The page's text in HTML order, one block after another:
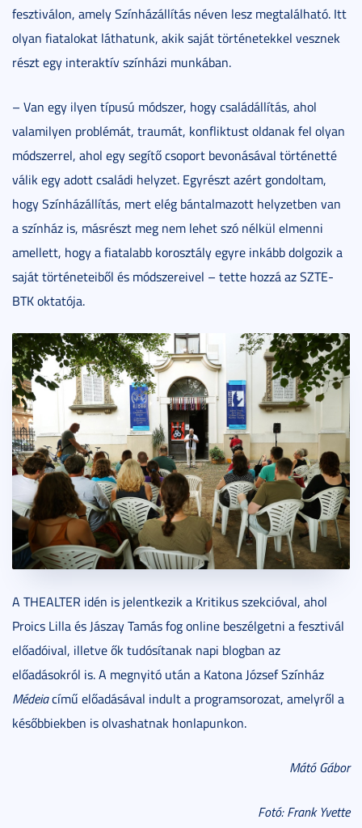
fesztiválon, amely Színházállítás néven lesz megtalálható. Itt
olyan fiatalokat láthatunk, akik saját történetekkel vesznek
részt egy interaktív színházi munkában.
– Van egy ilyen típusú módszer, hogy családállítás, ahol
valamilyen problémát, traumát, konfliktust oldanak fel olyan
módszerrel, ahol egy segítő csoport bevonásával történetté
válik egy adott családi helyzet. Egyrészt azért gondoltam,
hogy Színházállítás, mert elég bántalmazott helyzetben van
a színház is, másrészt meg nem lehet szó nélkül elmenni
amellett, hogy a fiatalabb korosztály egyre inkább dolgozik a
saját történeteiből és módszereivel – tette hozzá az SZTE-
BTK oktatója.
A THEALTER idén is jelentkezik a Kritikus szekcióval, ahol
Proics Lilla és Jászay Tamás fog online beszélgetni a fesztivál
előadóival, illetve ők tudósítanak napi blogban az
előadásokról is. A megnyitó után a Katona József Színház
Médeiacímű előadásával indult a programsorozat, amelyről a
későbbiekben is olvashatnak honlapunkon.
Mátó Gábor
Fotó: Frank Yvette